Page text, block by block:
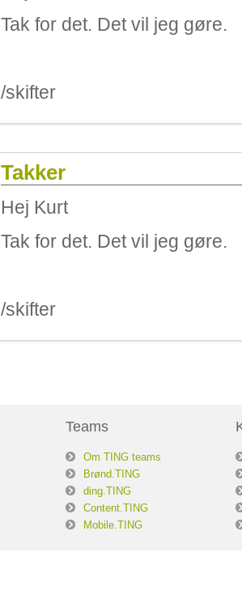
Tak for det. Det vil jeg gøre.
/skifter
Takker
Hej Kurt
Tak for det. Det vil jeg gøre.
/skifter
Teams
Om TING teams
Brønd.TING
ding.TING
Content.TING
Mobile.TING